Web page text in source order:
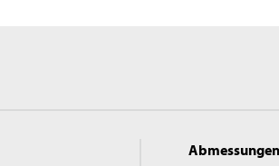
Abmessungen